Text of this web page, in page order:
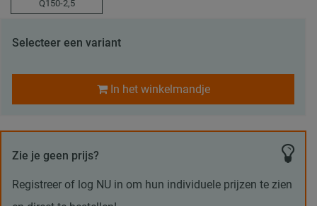
Q150-2,5
Selecteer een variant
In het winkelmandje
Zie je geen prijs?
Registreer of log NU in om hun individuele prijzen te zien